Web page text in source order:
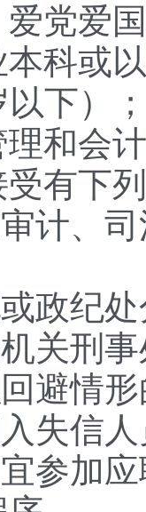
爱国
科或
以下）
和会
下列
、司
纪处
刑事
避情形
信人
加应